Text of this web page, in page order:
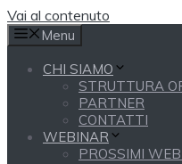
Vai al contenuto
Menu
CHI SIAMO
STRUTTURA
PARTNER
CONTATTI
WEBINAR
PROSSIMI